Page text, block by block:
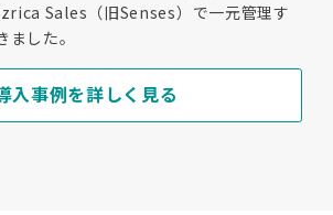
Sales（旧Senses）で一元管理す
した。
入事例を詳しく見る